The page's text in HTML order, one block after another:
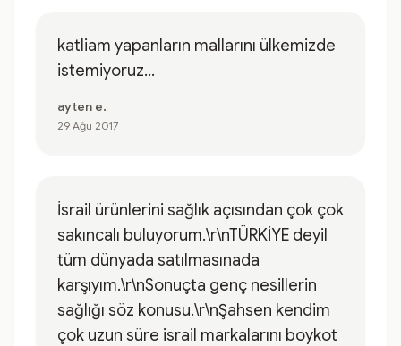
katliam yapanların mallarını ülkemizde
istemiyoruz...
ayten e.
29 Ağu 2017
İsrail ürünlerini sağlık açısından çok çok
sakıncalı buluyorum.\r\nTÜRKİYE deyil
tüm dünyada satılmasınada
karşıyım.\r\nSonuçta genç nesillerin
sağlığı söz konusu.\r\nŞahsen kendim
çok uzun süre israil markalarını boykot